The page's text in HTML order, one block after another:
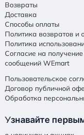
Возвраты
Доставка
Способы оплаты
Политика возвратов и
Политика
Согласие на
сообщений WEmart
Пользовательское
Договор публичной
Обработка
Узнавайте